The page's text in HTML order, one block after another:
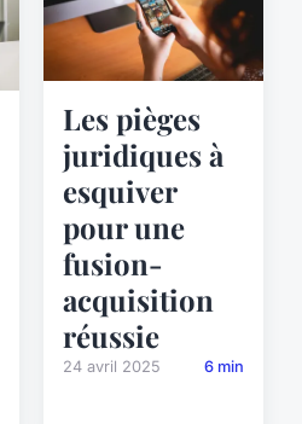
Les pièges
juridiques à
esquiver
pour une
fusion-
acquisition
réussie
24 avril 2025 6 min